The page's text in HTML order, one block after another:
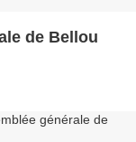
de Bellou